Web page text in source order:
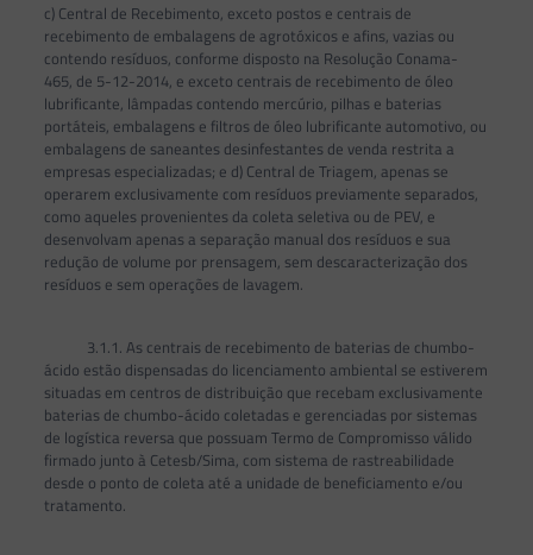
c) Central de Recebimento, exceto postos e centrais de
recebimento de embalagens de agrotóxicos e afins, vazias ou
contendo resíduos, conforme disposto na Resolução Conama-
465, de 5-12-2014, e exceto centrais de recebimento de óleo
lubrificante, lâmpadas contendo mercúrio, pilhas e baterias
portáteis, embalagens e filtros de óleo lubrificante automotivo, ou
embalagens de saneantes desinfestantes de venda restrita a
empresas especializadas; e d) Central de Triagem, apenas se
operarem exclusivamente com resíduos previamente separados,
como aqueles provenientes da coleta seletiva ou de PEV, e
desenvolvam apenas a separação manual dos resíduos e sua
redução de volume por prensagem, sem descaracterização dos
resíduos e sem operações de lavagem.
3.1.1. As centrais de recebimento de baterias de chumbo-
ácido estão dispensadas do licenciamento ambiental se estiverem
situadas em centros de distribuição que recebam exclusivamente
baterias de chumbo-ácido coletadas e gerenciadas por sistemas
de logística reversa que possuam Termo de Compromisso válido
firmado junto à Cetesb/Sima, com sistema de rastreabilidade
desde o ponto de coleta até a unidade de beneficiamento e/ou
tratamento.